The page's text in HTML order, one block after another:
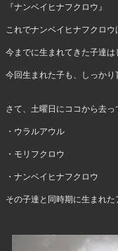
『ナンベイヒナフクロウ』
これでナンベイヒナフクロウ
今までに生まれてきた子達は
今回生まれた子も、しっかり
さて、土曜日にココから去っ
・ウラルアウル
・モリフクロウ
・ナンベイヒナフクロウ
その子達と同時期に生まれた